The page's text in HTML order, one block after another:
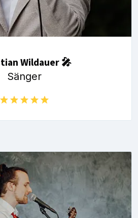
Wildauer 🎤
Sänger